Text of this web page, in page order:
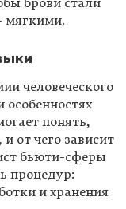
брови стали
мягкими.
человеческого
понять,
от чего зависит
бьюти-сферы
процедур:
и хранения